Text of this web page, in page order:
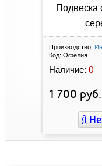
Подвеска
Производство:
Код: Офелия
Наличие: 0
1 700 руб.